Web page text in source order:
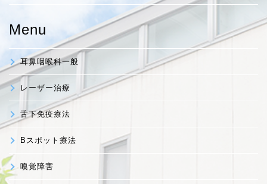
Menu
耳鼻咽喉科一般
レーザー治療
舌下免疫療法
Bスポット療法
嗅覚障害